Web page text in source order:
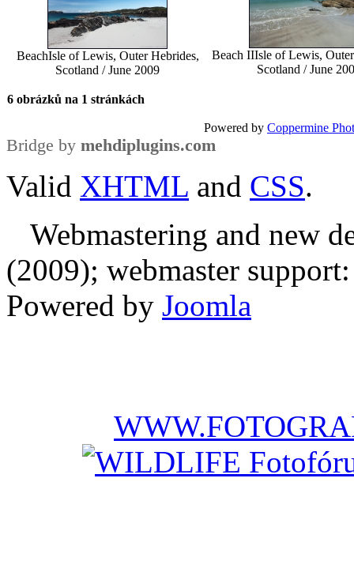
BeachIsle of Lewis, Outer Hebrides,
Scotland / June 2009
Beach IIIsle of Lewis,
Scotland / June
6 obrázků na 1 stránkách
Powered by Coppermine
Bridge by mehdiplugins.com
Valid XHTML and CSS.
Webmastering and new
(2009); webmaster
Powered by Joomla